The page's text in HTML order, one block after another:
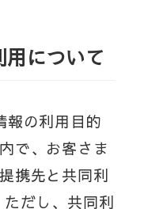
について
報の利用目的
で、お客さま
携先と共同利
だし、共同利